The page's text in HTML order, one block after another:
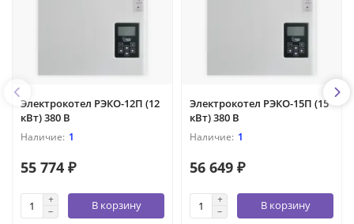
Электрокотел РЭКО-12П (12
кВт) 380 В
1
55 774 ₽
В корзину
Электрокотел РЭКО-15П (15
кВт) 380 В
1
56 649 ₽
В корзину